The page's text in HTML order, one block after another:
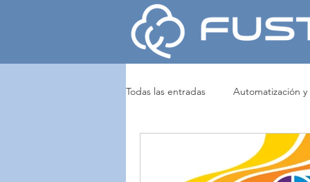
Todas las entradas Automatización y
Tejeduría y